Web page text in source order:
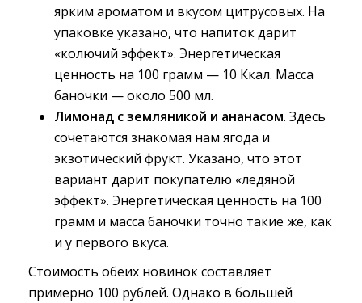
ярким ароматом и вкусом цитрусовых. На
упаковке указано, что напиток дарит
«колючий эффект». Энергетическая
ценность на 100 грамм — 10 Ккал. Масса
баночки — около 500 мл.
Лимонад с земляникой и ананасом. Здесь
сочетаются знакомая нам ягода и
экзотический фрукт. Указано, что этот
вариант дарит покупателю «ледяной
эффект». Энергетическая ценность на 100
грамм и масса баночки точно такие же, как
и у первого вкуса.
Стоимость обеих новинок составляет
примерно 100 рублей. Однако в большей